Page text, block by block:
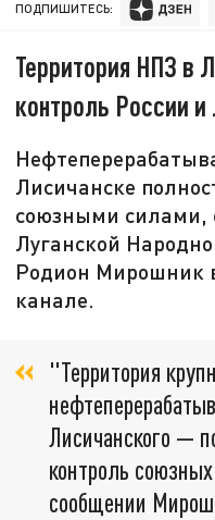
ПОДПИШИТЕСЬ:
Территория НПЗ в
контроль России
Лисичанске
союзными силами,
Луганской
Родион Мирошник
канале.
"Территория
Лисичанского —
контроль
сообщении